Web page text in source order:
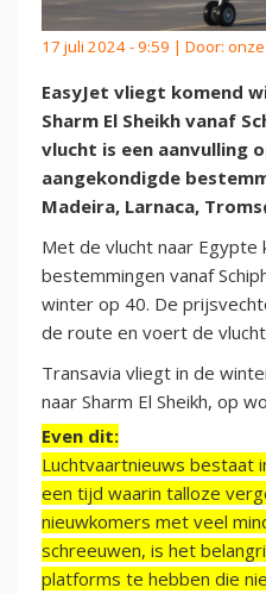
17 juli 2024 - 9:59 | Door:
EasyJet vliegt komend
Sharm El Sheikh vanaf
vlucht is een aanvulling
aangekondigde
Madeira, Larnaca,
Met de vlucht naar
bestemmingen vanaf
winter op 40. De
de route en voert de
Transavia vliegt in de
naar Sharm El Sheikh, op
Even dit:
Luchtvaartnieuws bestaat
een tijd waarin talloze
nieuwkomers met veel
schreeuwen, is het
platforms te hebben die